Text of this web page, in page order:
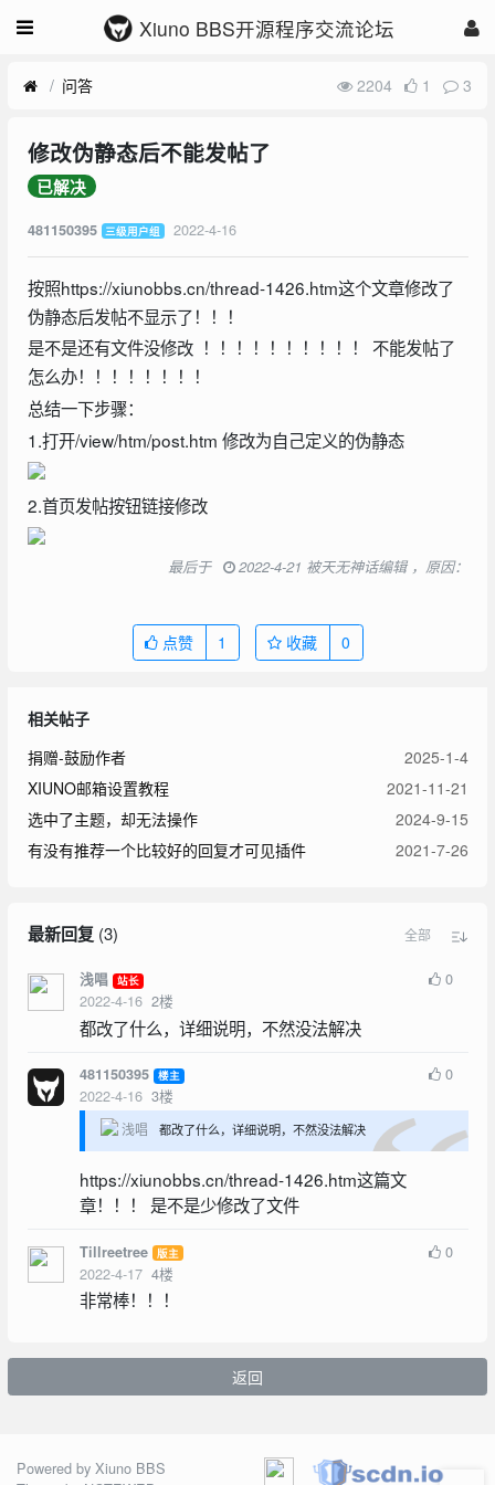
Xiuno BBS开源程序交流论坛
问答 2204 1 3
修改伪静态后不能发帖了
已解决
481150395 三级用户组 2022-4-16
按照https://xiunobbs.cn/thread-1426.htm这个文章修改了
伪静态后发帖不显示了！！！
是不是还有文件没修改 ！！！！！！！！！！ 不能发帖了
怎么办！！！！！！！！
总结一下步骤：
1.打开/view/htm/post.htm 修改为自己定义的伪静态
2.首页发帖按钮链接修改
最后于 2022-4-21 被天无神话编辑 ，原因：
点赞 1 收藏 0
相关帖子
捐赠-鼓励作者
2025-1-4
XIUNO邮箱设置教程
2021-11-21
选中了主题，却无法操作
2024-9-15
有没有推荐一个比较好的回复才可见插件
2021-7-26
最新回复(3) 全部
浅唱 站长
2022-4-16 2楼
0
都改了什么，详细说明，不然没法解决
481150395 楼主
2022-4-16 3楼
0
浅唱 都改了什么，详细说明，不然没法解决
https://xiunobbs.cn/thread-1426.htm这篇文
章！！！ 是不是少修改了文件
Tillreetree 版主
2022-4-17 4楼
0
非常棒！！！
返回
Powered by Xiuno BBS